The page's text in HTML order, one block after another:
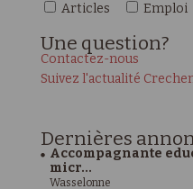
Articles Emploi
Une question?
Contactez-nous
Suivez l'actualité
Dernières
Accompagnante
micr...
Wasselonne